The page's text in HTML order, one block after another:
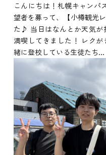
こんにちは！札幌キャンパ
望者を募って、【小樽観光
た♪ 当日はなんとか天気が
満喫してきました！ レク
緒に登校している生徒たち...